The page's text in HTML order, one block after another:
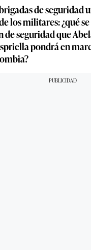
de seguridad
los militares: ¿qué
de seguridad que
pondrá en